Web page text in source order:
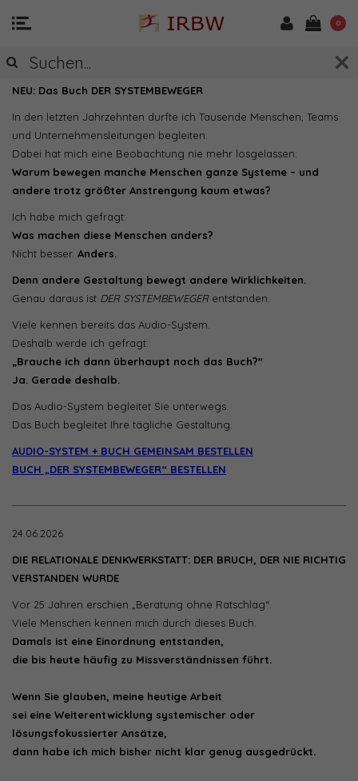
0
02.07.2026
NEU: Das Buch DER SYSTEMBEWEGER
In den letzten Jahrzehnten durfte ich Tausende Menschen, Teams
und Unternehmensleitungen begleiten.
Dabei hat mich eine Beobachtung nie mehr losgelassen:
Warum bewegen manche Menschen ganze Systeme – und
andere trotz größter Anstrengung kaum etwas?
Ich habe mich gefragt:
Was machen diese Menschen anders?
Nicht besser. Anders.
Denn andere Gestaltung bewegt andere Wirklichkeiten.
Genau daraus ist DER SYSTEMBEWEGERentstanden.
Viele kennen bereits das Audio-System.
Deshalb werde ich gefragt:
„Brauche ich dann überhaupt noch das Buch?"
Ja. Gerade deshalb.
Das Audio-System begleitet Sie unterwegs.
Das Buch begleitet Ihre tägliche Gestaltung.
AUDIO-SYSTEM + BUCH GEMEINSAM BESTELLEN
BUCH „DER SYSTEMBEWEGER“ BESTELLEN
24.06.2026
DIE RELATIONALE DENKWERKSTATT: DER BRUCH, DER NIE RICHTIG
VERSTANDEN WURDE
Vor 25 Jahren erschien „Beratung ohne Ratschlag“.
Viele Menschen kennen mich durch dieses Buch.
Damals ist eine Einordnung entstanden,
die bis heute häufig zu Missverständnissen führt.
Wenn Sie glauben, meine heutige Arbeit
sei eine Weiterentwicklung systemischer oder
lösungsfokussierter Ansätze,
dann habe ich mich bisher nicht klar genug ausgedrückt.